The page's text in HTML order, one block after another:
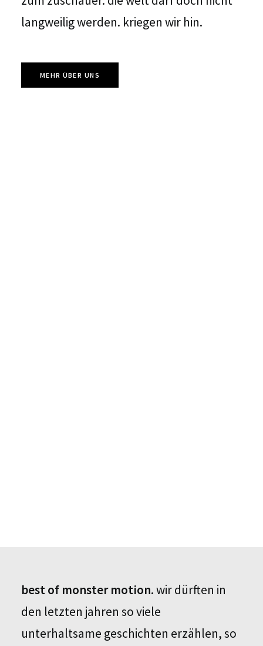
langweilig werden. kriegen wir hin.
MEHR ÜBER UNS
best of monstermotion.wir dürften in
den letzten jahren so viele
unterhaltsame geschichten erzählen, so